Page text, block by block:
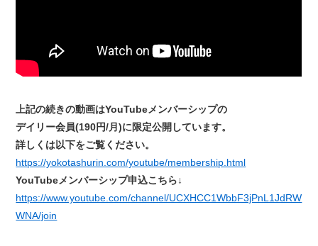
上記の続きの動画はYouTubeメンバーシップの
デイリー会員(190円/月)に限定公開しています。
詳しくは以下をご覧ください。
https://yokotashurin.com/youtube/membership.html
YouTubeメンバーシップ申込こちら↓
https://www.youtube.com/channel/UCXHCC1WbbF3jPnL1JdRW
WNA/join